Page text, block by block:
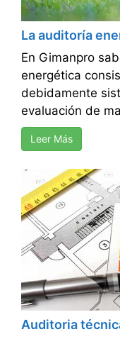
La auditoría
En Gimanpro
energética
debidamente
evaluación de
Leer Más
Auditoria